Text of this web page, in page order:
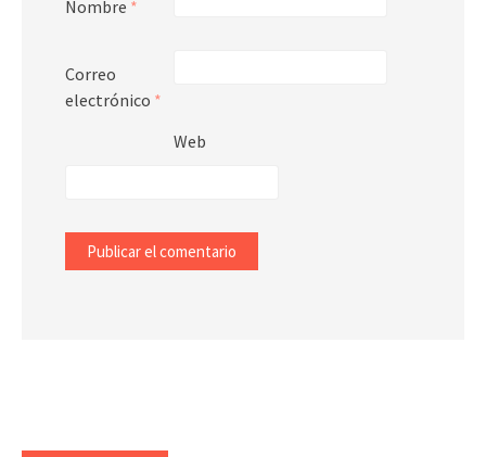
Nombre *
Correo
electrónico *
Web